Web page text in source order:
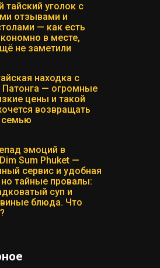
тайский уголок с
отзывами и
— как есть
в месте,
не заметили
находка с
— огромные
цены и такой
возвращать
эмоций в
Sum Phuket —
сервис и удобная
но тайные провалы:
суп и
блюда. Что